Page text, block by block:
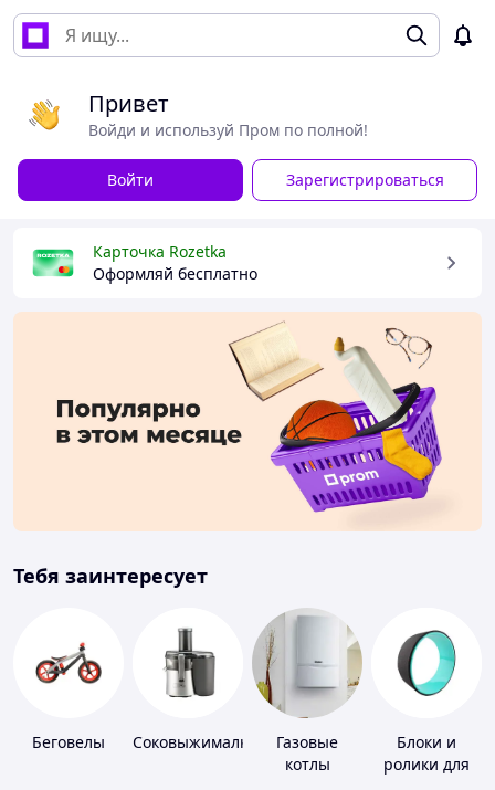
Привет
Войди и используй Пром по полной!
Войти Зарегистрироваться
Карточка Rozetka
Оформляй бесплатно
Тебя заинтересует
Беговелы Соковыжималки
Газовые
котлы
Блоки и
ролики для